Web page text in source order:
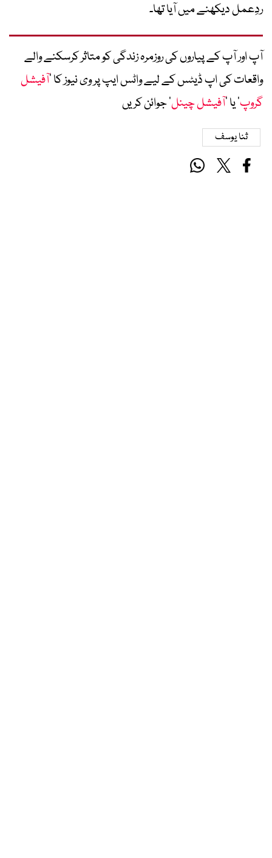
ردِعمل دیکھنے میں آیا تھا۔
آپ اور آپ کے پیاروں کی روزمرہ زندگی کو متاثر کرسکنے والے
واقعات کی اپ ڈیٹس کے لیے واٹس ایپ پر وی نیوز کا ’آفیشل
گروپ‘ یا ’آفیشل چینل‘ جوائن کریں
ثنا یوسف